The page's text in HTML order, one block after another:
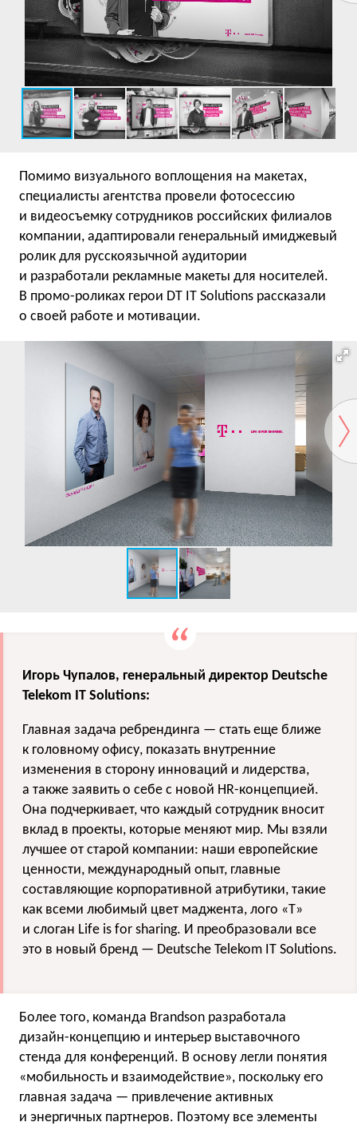
Помимо визуального воплощения на макетах,
специалисты агентства провели фотосессию
и видеосъемку сотрудников российских филиалов
компании, адаптировали генеральный имиджевый
ролик для русскоязычной аудитории
и разработали рекламные макеты для носителей.
В промо-роликах герои DT IT Solutions рассказали
о своей работе и мотивации.
Игорь Чупалов, генеральный директор Deutsche
Telekom IT Solutions:
Главная задача ребрендинга — стать еще ближе
к головному офису, показать внутренние
изменения в сторону инноваций и лидерства,
а также заявить о себе с новой HR-концепцией.
Она подчеркивает, что каждый сотрудник вносит
вклад в проекты, которые меняют мир. Мы взяли
лучшее от старой компании: наши европейские
ценности, международный опыт, главные
составляющие корпоративной атрибутики, такие
как всеми любимый цвет маджента, лого «Т»
и слоган Life is for sharing. И преобразовали все
это в новый бренд — Deutsche Telekom IT Solutions.
Более того, команда Brandson разработала
дизайн-концепцию и интерьер выставочного
стенда для конференций. В основу легли понятия
«мобильность и взаимодействие», поскольку его
главная задача — привлечение активных
и энергичных партнеров. Поэтому все элементы